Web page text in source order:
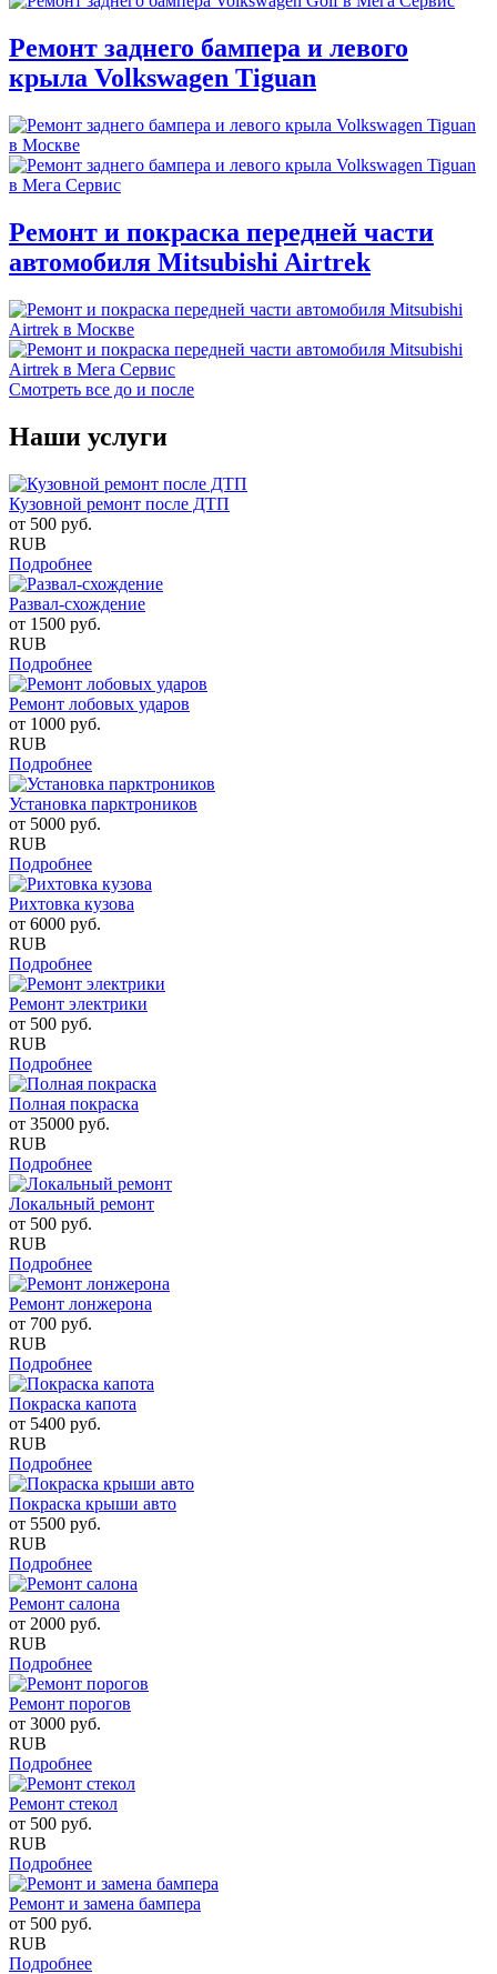
Ремонт заднего бампера и левого
крыла Volkswagen Tiguan
Ремонт и покраска передней части
автомобиля Mitsubishi Airtrek
Смотреть все до и после
Наши услуги
Кузовной ремонт после ДТП
от 500 руб.
RUB
Подробнее
Развал-схождение
от 1500 руб.
RUB
Подробнее
Ремонт лобовых ударов
от 1000 руб.
RUB
Подробнее
Установка парктроников
от 5000 руб.
RUB
Подробнее
Рихтовка кузова
от 6000 руб.
RUB
Подробнее
Ремонт электрики
от 500 руб.
RUB
Подробнее
Полная покраска
от 35000 руб.
RUB
Подробнее
Локальный ремонт
от 500 руб.
RUB
Подробнее
Ремонт лонжерона
от 700 руб.
RUB
Подробнее
Покраска капота
от 5400 руб.
RUB
Подробнее
Покраска крыши авто
от 5500 руб.
RUB
Подробнее
Ремонт салона
от 2000 руб.
RUB
Подробнее
Ремонт порогов
от 3000 руб.
RUB
Подробнее
Ремонт стекол
от 500 руб.
RUB
Подробнее
Ремонт и замена бампера
от 500 руб.
RUB
Подробнее